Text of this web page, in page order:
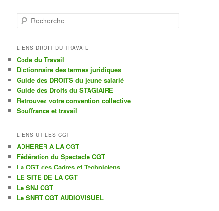
e
h
r
c
h
e
LIENS DROIT DU TRAVAIL
Code du Travail
Dictionnaire des termes juridiques
Guide des DROITS du jeune salarié
Guide des Droits du STAGIAIRE
Retrouvez votre convention collective
Souffrance et travail
LIENS UTILES CGT
ADHERER A LA CGT
Fédération du Spectacle CGT
La CGT des Cadres et Techniciens
LE SITE DE LA CGT
Le SNJ CGT
Le SNRT CGT AUDIOVISUEL